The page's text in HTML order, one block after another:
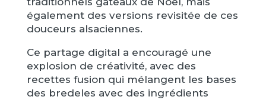
également des versions revisitée de ces
douceurs alsaciennes.
Ce partage digital a encouragé une
explosion de créativité, avec des
recettes fusion qui mélangent les bases
des bredeles avec des ingrédients